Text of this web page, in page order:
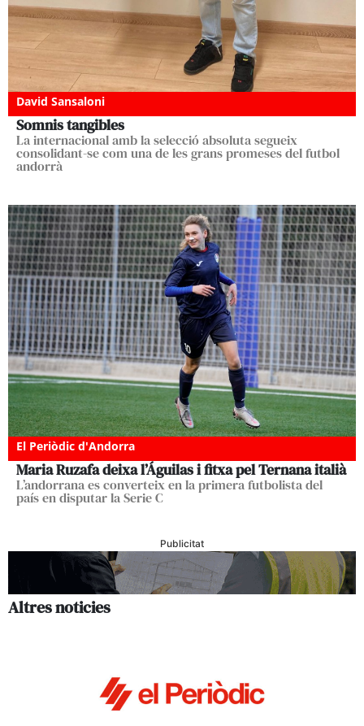
David Sansaloni
Somnis tangibles
La internacional amb la selecció absoluta segueix
consolidant-se com una de les grans promeses del futbol
andorrà
El Periòdic d'Andorra
Maria Ruzafa deixa l’Águilas i fitxa pel Ternana italià
L’andorrana es converteix en la primera futbolista del
país en disputar la Serie C
Publicitat
Altres noticies